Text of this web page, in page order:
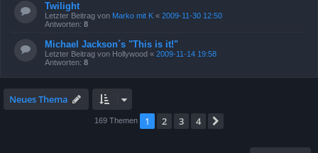
Twilight
Letzter Beitrag von Marko mit K « 2009-11-30 12:50
Antworten: 8
Michael Jackson´s "This is it!"
Letzter Beitrag von Hollywood « 2009-11-14 19:58
Antworten: 8
Neues Thema
169 Themen 1 2 3 4